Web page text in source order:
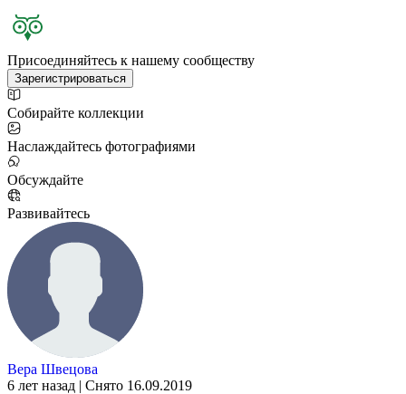
Присоединяйтесь к нашему сообществу
Зарегистрироваться
Собирайте коллекции
Наслаждайтесь фотографиями
Обсуждайте
Развивайтесь
Вера Швецова
6 лет назад | Снято 16.09.2019